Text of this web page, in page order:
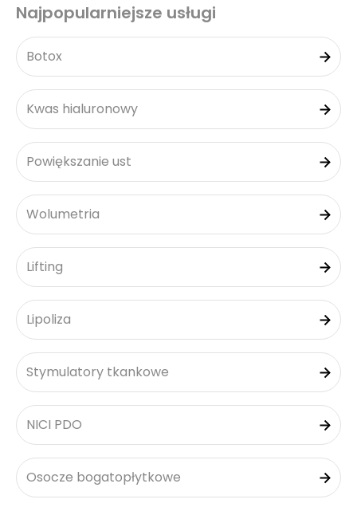
Najpopularniejsze usługi
Botox
Kwas hialuronowy
Powiększanie ust
Wolumetria
Lifting
Lipoliza
Stymulatory tkankowe
NICI PDO
Osocze bogatopłytkowe